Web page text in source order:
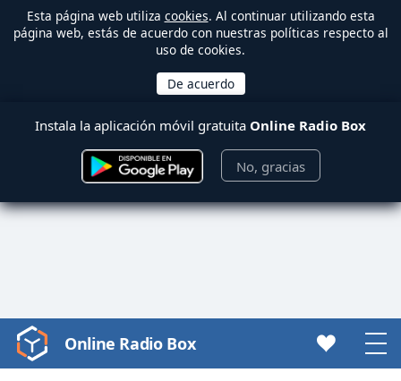
Esta página web utiliza cookies. Al continuar utilizando esta
página web, estás de acuerdo con nuestras políticas respecto al
uso de cookies.
Instala la aplicación móvil gratuita Online Radio Box
No, gracias
Video
Player
Online Radio Box